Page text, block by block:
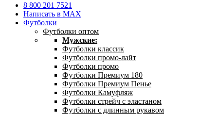
8 800 201 7521
Написать в MAX
Футболки
Футболки оптом
Мужские:
Футболки классик
Футболки промо-лайт
Футболки промо
Футболки Премиум 180
Футболки Премиум Пенье
Футболки Камуфляж
Футболки стрейч с эластаном
Футболки с длинным рукавом